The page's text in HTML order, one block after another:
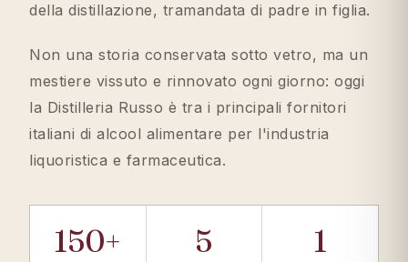
della distillazione, tramandata di padre in figlia.
Non una storia conservata sotto vetro, ma un
mestiere vissuto e rinnovato ogni giorno: oggi
la Distilleria Russo è tra i principali fornitori
italiani di alcool alimentare per l'industria
liquoristica e farmaceutica.
150+ 5 1